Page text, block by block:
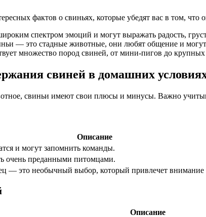
фактов о свиньях, которые убедят вас в том,
спектром эмоций и могут выражать радость,
— это стадные животные, они любят общение и могут
множество пород свиней, от мини-пигов до
свиней в домашних
свиньи имеют свои плюсы и минусы. Важно
Описание
и могут запомнить команды.
очень преданными питомцами.
— это необычный выбор, который привлечет
Описание